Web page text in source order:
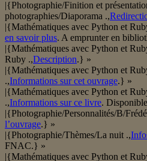
|{Photographie/Finition et
photographies/Diaporama .,
|{Mathématiques avec Python et
en savoir plus. A emprunter en
|{Mathématiques avec Python et
Ruby .,Description.} »
|{Mathématiques avec Python et
.,Informations sur cet ouvrage.} »
|{Mathématiques avec Python et
.,Informations sur ce livre.
|{Photographie/Personnalités/B/
l’ouvrage.} »
|{Photographie/Thèmes/La nuit .,
FNAC.} »
|{Mathématiques avec Python et